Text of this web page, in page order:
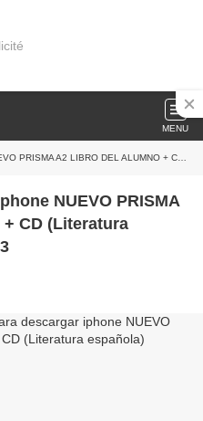
MENU
DEL ALUMNO + CD (Literatura española) 9788498483703
NUEVO PRISMA
+ CD (Literatura